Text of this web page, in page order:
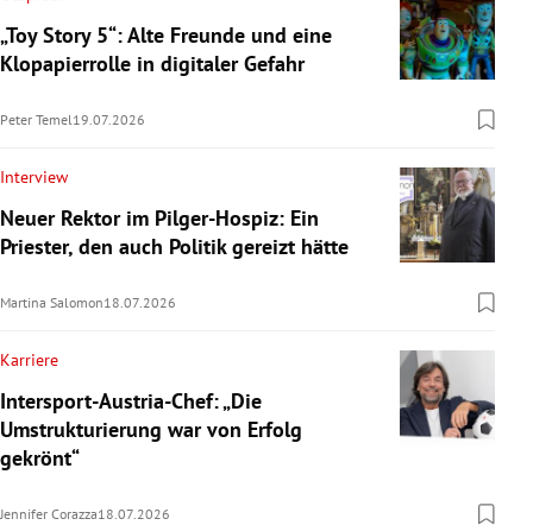
„Toy Story 5“: Alte Freunde und eine
Klopapierrolle in digitaler Gefahr
Peter Temel19.07.2026
Interview
Neuer Rektor im Pilger-Hospiz: Ein
Priester, den auch Politik gereizt hätte
Martina Salomon18.07.2026
Karriere
Intersport-Austria-Chef: „Die
Umstrukturierung war von Erfolg
gekrönt“
Jennifer Corazza18.07.2026